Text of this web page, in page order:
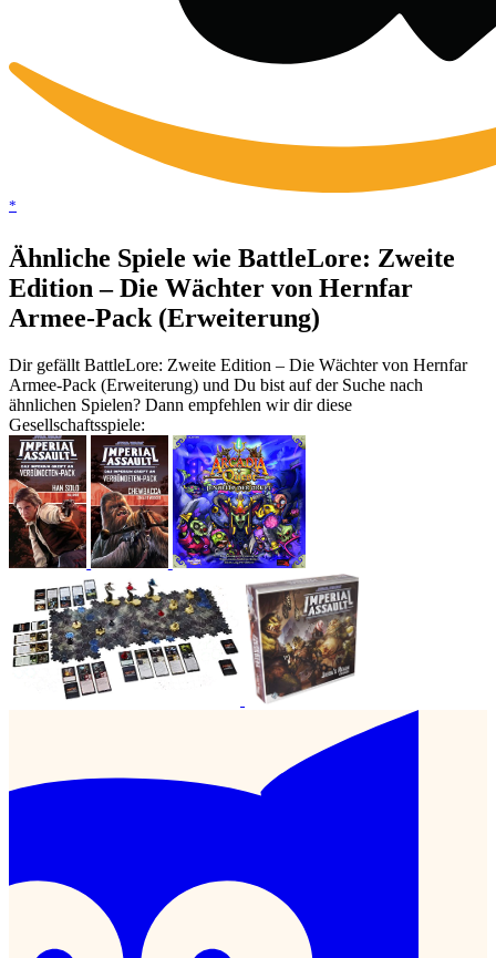
*
Ähnliche Spiele wie BattleLore: Zweite
Edition – Die Wächter von Hernfar
Armee-Pack (Erweiterung)
Dir gefällt BattleLore: Zweite Edition – Die Wächter von Hernfar
Armee-Pack (Erweiterung) und Du bist auf der Suche nach
ähnlichen Spielen? Dann empfehlen wir dir diese
Gesellschaftsspiele: